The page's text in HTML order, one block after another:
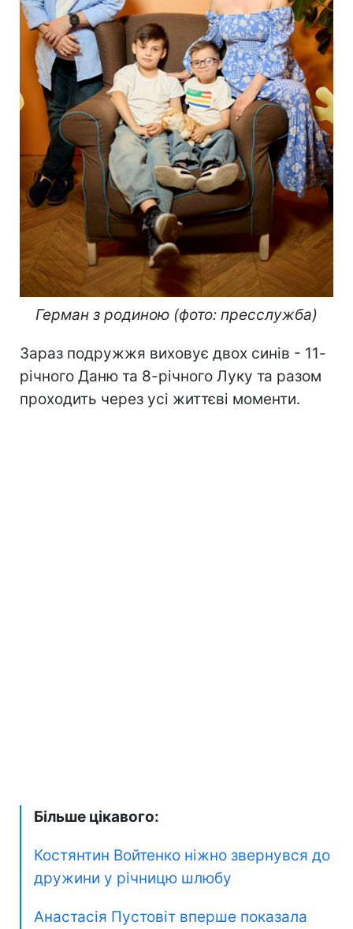
Герман з родиною (фото: пресслужба)
Зараз подружжя виховує двох синів - 11-
річного Даню та 8-річного Луку та разом
проходить через усі життєві моменти.
Більше цікавого:
Костянтин Войтенко ніжно звернувся до
дружини у річницю шлюбу
Анастасія Пустовіт вперше показала